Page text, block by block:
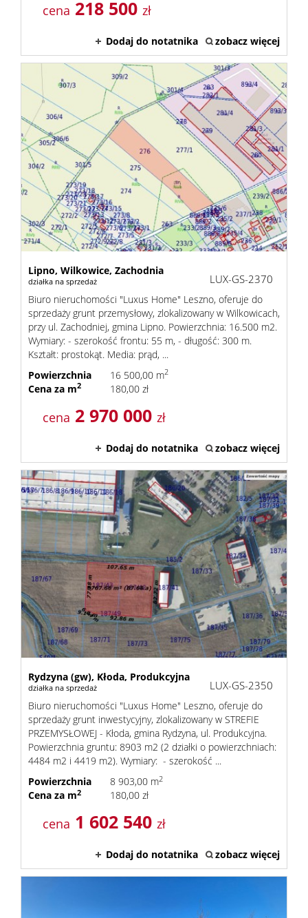
cena 218 500 zł
Dodaj do notatnika zobacz więcej
Lipno, Wilkowice, Zachodnia
działka na sprzedaż LUX-GS-2370
Biuro nieruchomości "Luxus Home" Leszno, oferuje do
sprzedaży grunt przemysłowy, zlokalizowany w Wilkowicach,
przy ul. Zachodniej, gmina Lipno. Powierzchnia: 16.500 m2.
Wymiary: - szerokość frontu: 55 m, - długość: 300 m.
Kształt: prostokąt. Media: prąd, ...
Powierzchnia
16 500,00 m2
Cena za m2 180,00 zł
cena 2 970 000 zł
Dodaj do notatnika zobacz więcej
Rydzyna (gw), Kłoda, Produkcyjna
działka na sprzedaż LUX-GS-2350
Biuro nieruchomości "Luxus Home" Leszno, oferuje do
sprzedaży grunt inwestycyjny, zlokalizowany w STREFIE
PRZEMYSŁOWEJ - Kłoda, gmina Rydzyna, ul. Produkcyjna.
Powierzchnia gruntu: 8903 m2 (2 działki o powierzchniach:
4484 m2 i 4419 m2). Wymiary: - szerokość ...
Powierzchnia
8 903,00 m2
Cena za m2 180,00 zł
cena 1 602 540 zł
Dodaj do notatnika zobacz więcej